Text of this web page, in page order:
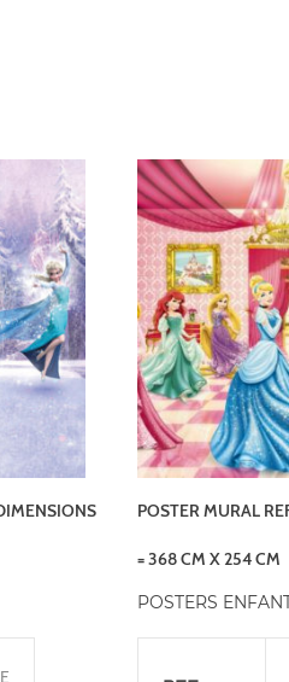
POSTER MURAL
= 368 CM X 254 CM
POSTERS